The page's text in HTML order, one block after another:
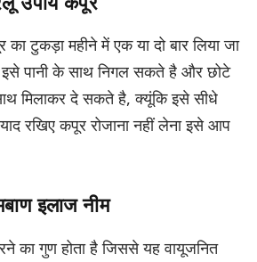
टुकड़ा महीने में एक या दो बार लिया जा
पानी के साथ निगल सकते है और छोटे
मिलाकर दे सकते है, क्यूंकि इसे सीधे
रखिए कपूर रोजाना नहीं लेना इसे आप
इलाज नीम
का गुण होता है जिससे यह वायूजनित